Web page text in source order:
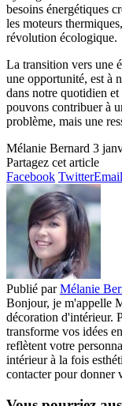
besoins énergétiques
les moteurs
révolution écologique.
La transition vers une
une opportunité, est à
dans notre quotidien
pouvons contribuer à
problème, mais une
Mélanie Bernard 3
Partagez cet article
Facebook TwitterEmail
Publié par Mélanie
Bonjour, je m'appelle
décoration d'intérieur.
transforme vos idées
reflètent votre
intérieur à la fois
contacter pour donner